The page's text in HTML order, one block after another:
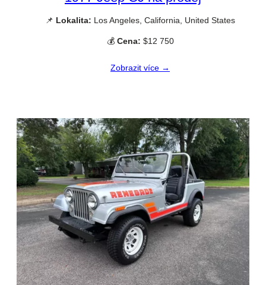
📌 Lokalita: Los Angeles, California, United States
💰 Cena: $12 750
Zobrazit více →